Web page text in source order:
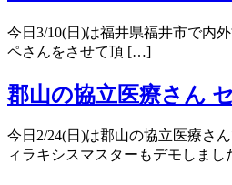
今日3/10(日)は福井県福井市で内
ペさんをさせて頂 […]
郡山の協立医療さん
今日2/24(日)は郡山の協立医療さ
ィラキシスマスターもデモしま